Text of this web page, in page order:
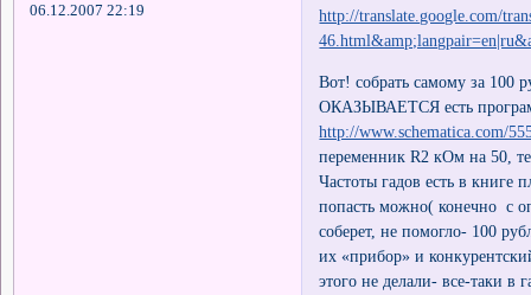
06.12.2007 22:19
http://translate.google.com/
Вот! собрать самому за 100
ОКАЗЫВАЕТСЯ есть
http://www.schematica.com/
переменник R2 кОм на 50,
Частоты гадов есть в книге
попасть можно( конечно с
соберет, не помогло- 100
их «прибор» и
этого не делали- все-таки